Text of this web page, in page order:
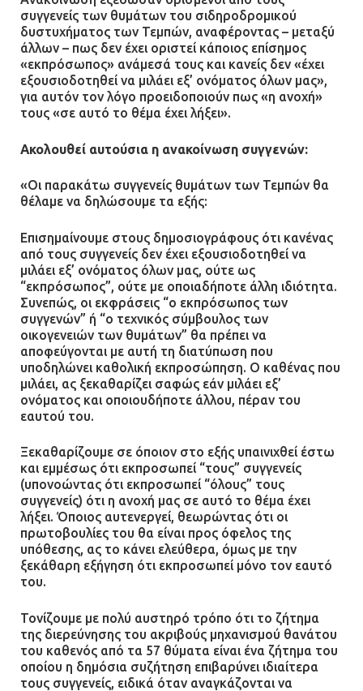
21.07.2026 | 13:12
Βριλήσσια: Αυτοκίνητο έσπασε
τζαμαρία και μπήκε μέσα σε μαγαζί
13.07.2026 | 21:32
και ασφαλή παιδική χαρά
Τηλεφωνικές απάτες με λεία
130.000 ευρώ στην Αττική
13.07.2026 | 20:44
Ασπρόπυργος: Πέθανε ένας από
τους σοβαρά εγκαυματίες της
12.07.2026 | 15:07
Άργος: Στη φυλακή οι δύο
αστυνομικοί για τους
πυροβολισμούς κατά του 20χρονου
με αναπηρία
11.07.2026 | 22:59
Ένα πουλί «υπεύθυνο» για την
πρωινή διακοπή ρεύματος στη
Μάνδρα
09.07.2026 | 11:12
συγγενείς των θυμάτων του σιδηροδρομικού
δυστυχήματος των Τεμπών, αναφέροντας – μεταξύ
άλλων – πως δεν έχει οριστεί κάποιος επίσημος
«εκπρόσωπος» ανάμεσά τους και κανείς δεν «έχει
εξουσιοδοτηθεί να μιλάει εξ’ ονόματος όλων μας»,
για αυτόν τον λόγο προειδοποιούν πως «η ανοχή»
τους «σε αυτό το θέμα έχει λήξει».
Ακολουθεί αυτούσια η ανακοίνωση συγγενών:
«Οι παρακάτω συγγενείς θυμάτων των Τεμπών θα
θέλαμε να δηλώσουμε τα εξής:
Επισημαίνουμε στους δημοσιογράφους ότι κανένας
από τους συγγενείς δεν έχει εξουσιοδοτηθεί να
μιλάει εξ’ ονόματος όλων μας, ούτε ως
“εκπρόσωπος”, ούτε με οποιαδήποτε άλλη ιδιότητα.
Συνεπώς, οι εκφράσεις “ο εκπρόσωπος των
συγγενών” ή “ο τεχνικός σύμβουλος των
οικογενειών των θυμάτων” θα πρέπει να
αποφεύγονται με αυτή τη διατύπωση που
υποδηλώνει καθολική εκπροσώπηση. Ο καθένας που
μιλάει, ας ξεκαθαρίζει σαφώς εάν μιλάει εξ’
ονόματος και οποιουδήποτε άλλου, πέραν του
εαυτού του.
Ξεκαθαρίζουμε σε όποιον στο εξής υπαινιχθεί έστω
και εμμέσως ότι εκπροσωπεί “τους” συγγενείς
(υπονοώντας ότι εκπροσωπεί “όλους” τους
συγγενείς) ότι η ανοχή μας σε αυτό το θέμα έχει
λήξει. Όποιος αυτενεργεί, θεωρώντας ότι οι
πρωτοβουλίες του θα είναι προς όφελος της
υπόθεσης, ας το κάνει ελεύθερα, όμως με την
ξεκάθαρη εξήγηση ότι εκπροσωπεί μόνο τον εαυτό
του.
Τονίζουμε με πολύ αυστηρό τρόπο ότι το ζήτημα
της διερεύνησης του ακριβούς μηχανισμού θανάτου
του καθενός από τα 57 θύματα είναι ένα ζήτημα του
οποίου η δημόσια συζήτηση επιβαρύνει ιδιαίτερα
τους συγγενείς, ειδικά όταν αναγκάζονται να